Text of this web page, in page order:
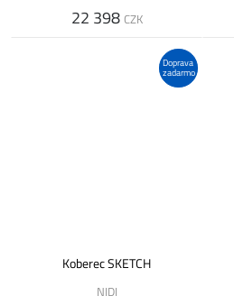
22 398 CZK
Doprava
zadarmo
Koberec SKETCH
NIDI